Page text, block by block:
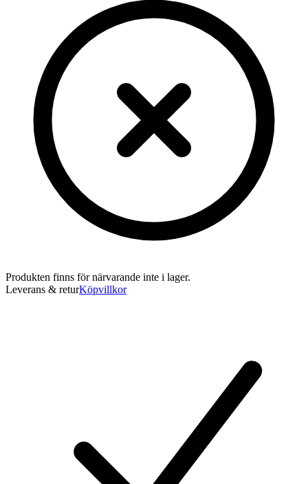
Produkten finns för närvarande inte i lager.
Leverans & returKöpvillkor